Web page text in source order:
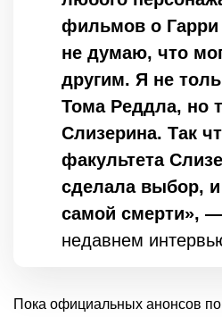
фильмов о Гарри
не думаю, что
другим. Я не
Тома Реддла, но
Слизерина. Так
факультета
сделала выбор,
самой смерти», —
недавнем
Пока официальных анонсов по